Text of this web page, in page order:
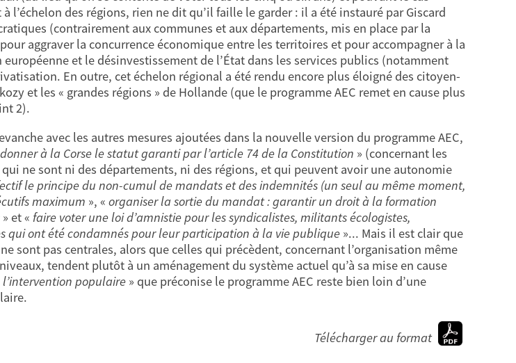
l’échelon des régions, rien ne dit qu’il faille le garder : il a été instauré par Giscard
(contrairement aux communes et aux départements, mis en place par la
aggraver la concurrence économique entre les territoires et pour accompagner à la
et le désinvestissement de l’État dans les services publics (notamment
En outre, cet échelon régional a été rendu encore plus éloigné des citoyen-
et les « grandes régions » de Hollande (que le programme AEC remet en cause plus
2).
avec les autres mesures ajoutées dans la nouvelle version du programme AEC,
donner à la Corse le statut garanti par l’article 74 de la Constitution » (concernant les
ne sont ni des départements, ni des régions, et qui peuvent avoir une autonomie
le principe du non-cumul de mandats et des indemnités (un seul au même moment,
maximum », « organiser la sortie du mandat : garantir un droit à la formation
» et « faire voter une loi d’amnistie pour les syndicalistes, militants écologistes,
qui ont été condamnés pour leur participation à la vie publique »... Mais il est clair que
sont pas centrales, alors que celles qui précèdent, concernant l’organisation même
tendent plutôt à un aménagement du système actuel qu’à sa mise en cause
l’intervention populaire » que préconise le programme AEC reste bien loin d’une
Télécharger au format